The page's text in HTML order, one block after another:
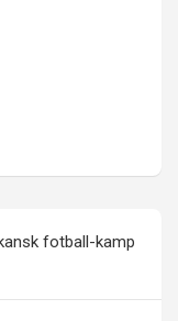
fotball-kamp